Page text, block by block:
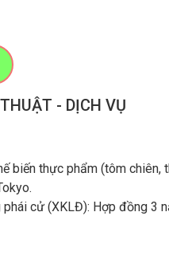
- DỊCH VỤ
biến thực phẩm (tôm
phái cử (XKLĐ): Hợp đồng 3